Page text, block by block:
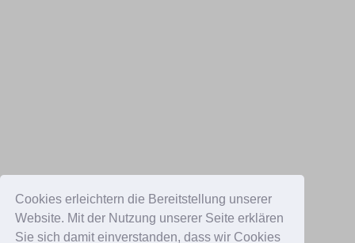
Cookies erleichtern die Bereitstellung unserer
Website. Mit der Nutzung unserer Seite erklären
Sie sich damit einverstanden, dass wir Cookies